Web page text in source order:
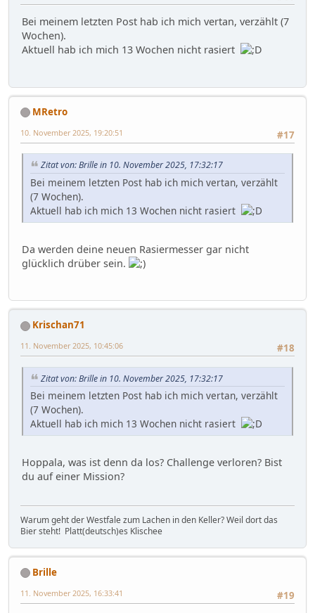
Bei meinem letzten Post hab ich mich vertan, verzählt (7
Wochen).
Aktuell hab ich mich 13 Wochen nicht rasiert
MRetro
#17
10. November 2025, 19:20:51
Zitat von: Brille in 10. November 2025, 17:32:17
Bei meinem letzten Post hab ich mich vertan, verzählt
(7 Wochen).
Aktuell hab ich mich 13 Wochen nicht rasiert
Da werden deine neuen Rasiermesser gar nicht
glücklich drüber sein.
Krischan71
#18
11. November 2025, 10:45:06
Zitat von: Brille in 10. November 2025, 17:32:17
Bei meinem letzten Post hab ich mich vertan, verzählt
(7 Wochen).
Aktuell hab ich mich 13 Wochen nicht rasiert
Hoppala, was ist denn da los? Challenge verloren? Bist
du auf einer Mission?
Warum geht der Westfale zum Lachen in den Keller? Weil dort das
Bier steht! Platt(deutsch)es Klischee
Brille
#19
11. November 2025, 16:33:41